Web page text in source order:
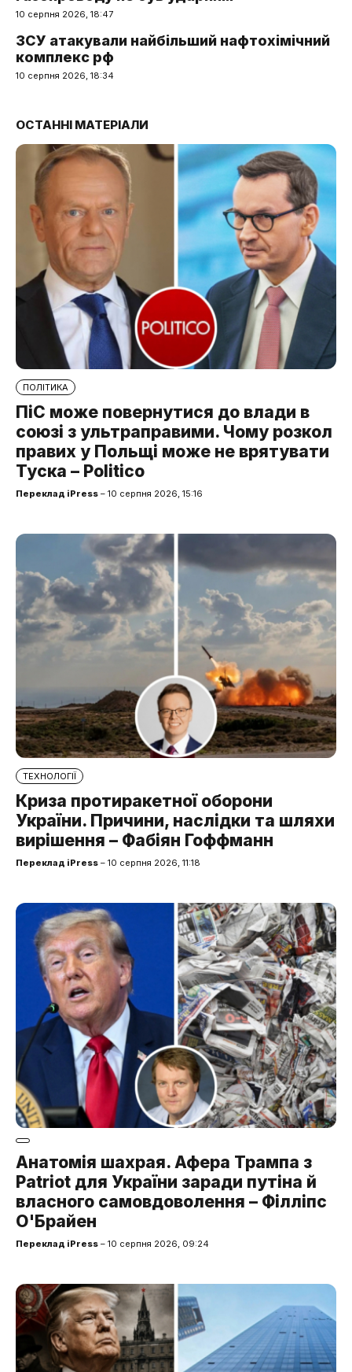
10 серпня 2026, 18:47
ЗСУ атакували найбільший нафтохімічний
комплекс рф
10 серпня 2026, 18:34
ОСТАННІ МАТЕРІАЛИ
ПОЛІТИКА
ПіС може повернутися до влади в
союзі з ультраправими. Чому розкол
правих у Польщі може не врятувати
Туска – Politico
Переклад iPress – 10 серпня 2026, 15:16
ТЕХНОЛОГІЇ
Криза протиракетної оборони
України. Причини, наслідки та шляхи
вирішення – Фабіян Гоффманн
Переклад iPress – 10 серпня 2026, 11:18
Анатомія шахрая. Афера Трампа з
Patriot для України заради путіна й
власного самовдоволення – Філліпс
О'Брайен
Переклад iPress – 10 серпня 2026, 09:24